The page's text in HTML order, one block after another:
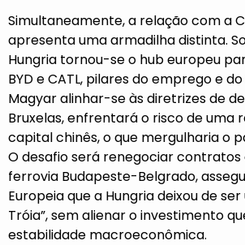
Simultaneamente, a relação com a
apresenta uma armadilha distinta.
Hungria tornou-se o hub europeu
BYD e CATL, pilares do emprego e do
Magyar alinhar-se às diretrizes de
Bruxelas, enfrentará o risco de uma
capital chinês, o que mergulharia o
O desafio será renegociar
ferrovia Budapeste-Belgrado,
Europeia que a Hungria deixou de
Tróia”, sem alienar o investimento
estabilidade macroeconômica.